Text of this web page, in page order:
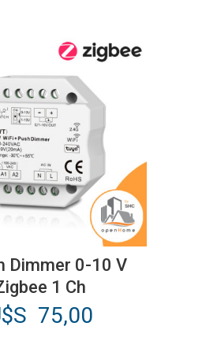
Dimmer 0-10 V
1 Ch
75,00